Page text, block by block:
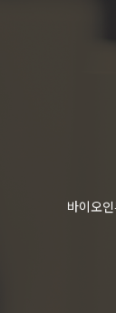
바이오